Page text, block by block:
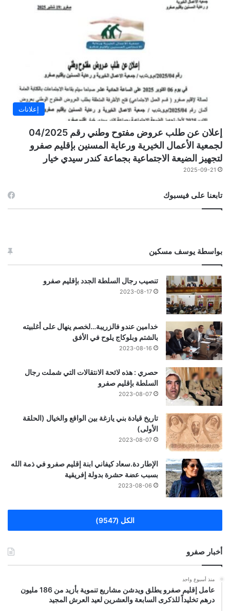
إعلانات
إعلان عن طلب عروض مفتوح وطني رقم 04/2025
لجمعية الأعمال الخيرية ورعاية المسنين بإقليم صفرو
لتجهيز الضيعة الاجتماعية بجماعة كندر سيدي خيار
2025-09-21
تابعنا على فيسبوك
بواسطة يوسف مسكين
تنصيب رجال السلطة الجدد بإقليم صفرو
2023-08-17
خدامين عندو فالزريبة…لخصم ينهال على أغلبيته
بالشتم وبلوكاج يلوح في الأفق
2023-08-16
حصري : هذه لائحة الانتقالات التي شملت رجال
السلطة بإقليم صفرو
2023-08-07
تاريخ قيادة بني يازغة بين الواقع والخيال (الحلقة
الأولى)
2023-08-07
الإطار دة.سعاد كيفاني ابنة إقليم صفرو في ذمة الله
بسبب عضة حشرة بدولة إفريقية
2023-08-06
الكل (9547)
أخبار صفرو
منذ أسبوع واحد
عامل إقليم صفرو يطلق ويدشن مشاريع تنموية بأزيد من 186 مليون
درهم تخليداً للذكرى السابعة والعشرين لعيد العرش المجيد